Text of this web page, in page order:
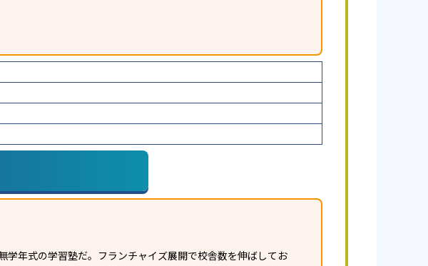
年式の学習塾だ。フランチャイズ展開で校舎数を伸ばしてお